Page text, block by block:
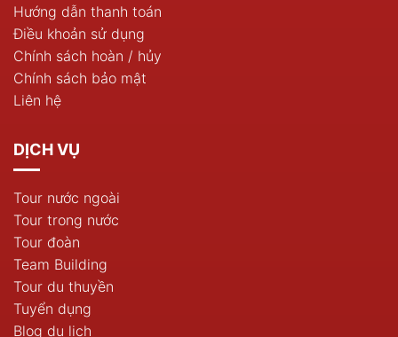
Hướng dẫn thanh toán
Điều khoản sử dụng
Chính sách hoàn / hủy
Chính sách bảo mật
Liên hệ
DỊCH VỤ
Tour nước ngoài
Tour trong nước
Tour đoàn
Team Building
Tour du thuyền
Tuyển dụng
Blog du lịch